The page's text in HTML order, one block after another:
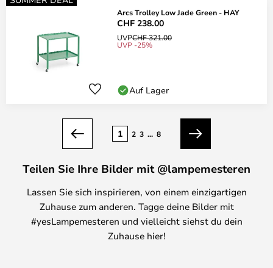
Arcs Trolley Low Jade Green - HAY
CHF 238.00
UVPCHF 321.00
UVP -25%
Auf Lager
Zurück
1 2 3 ... 8
Weiter
Teilen Sie Ihre Bilder mit @lampemesteren
Lassen Sie sich inspirieren, von einem einzigartigen
Zuhause zum anderen. Tagge deine Bilder mit
#yesLampemesteren und vielleicht siehst du dein
Zuhause hier!